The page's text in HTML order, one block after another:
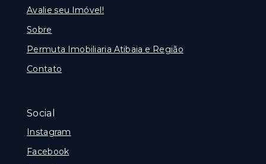
Avalie seu Imóvel!
Sobre
Permuta Imobiliaria Atibaia e Região
Contato
Social
Instagram
Facebook